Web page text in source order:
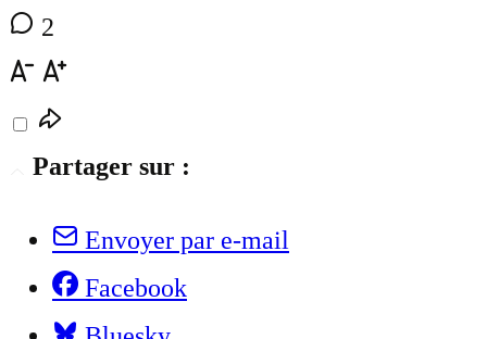
2
Partager sur :
Envoyer par e-mail
Facebook